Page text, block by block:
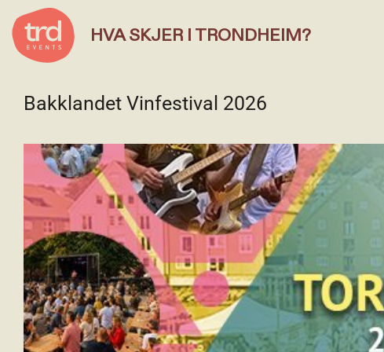
HVA SKJER I TRONDHEIM?
Bakklandet Vinfestival 2026